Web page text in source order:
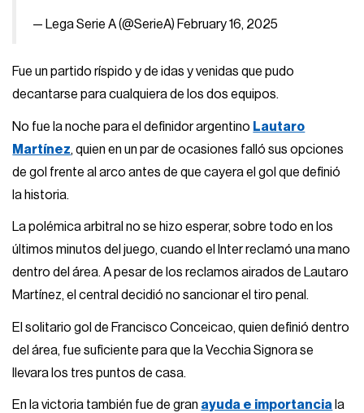
— Lega Serie A (@SerieA) February 16, 2025
Fue un partido ríspido y de idas y venidas que pudo
decantarse para cualquiera de los dos equipos.
No fue la noche para el definidor argentino Lautaro
Martínez, quien en un par de ocasiones falló sus opciones
de gol frente al arco antes de que cayera el gol que definió
la historia.
La polémica arbitral no se hizo esperar, sobre todo en los
últimos minutos del juego, cuando el Inter reclamó una mano
dentro del área. A pesar de los reclamos airados de Lautaro
Martínez, el central decidió no sancionar el tiro penal.
El solitario gol de Francisco Conceicao, quien definió dentro
del área, fue suficiente para que la Vecchia Signora se
llevara los tres puntos de casa.
En la victoria también fue de gran ayuda e importancia la